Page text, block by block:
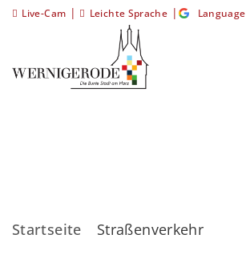
Live-Cam | Leichte Sprache | Language
Startseite Straßenverkehr